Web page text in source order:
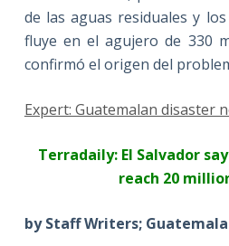
de las aguas residuales y
fluye en el agujero de 330
confirmó el origen del
Expert: Guatemalan disaster
Terradaily: El Salvador
reach 20
by Staff Writers;